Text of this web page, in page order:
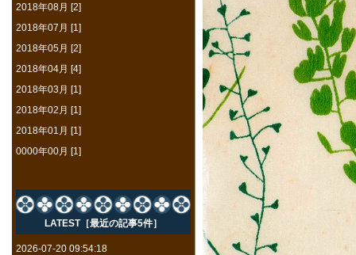
2018年08月 [2]
2018年07月 [1]
2018年05月 [2]
2018年04月 [4]
2018年03月 [1]
2018年02月 [1]
2018年01月 [1]
0000年00月 [1]
LATEST［最近の記事5件］
2026-07-20 09:54:18